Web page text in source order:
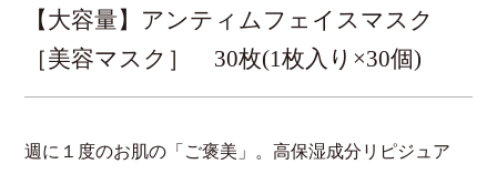
【大容量】アンティムフェイスマスク
［美容マスク］ 30枚(1枚入り×30個)
週に１度のお肌の「ご褒美」。高保湿成分リピジュア